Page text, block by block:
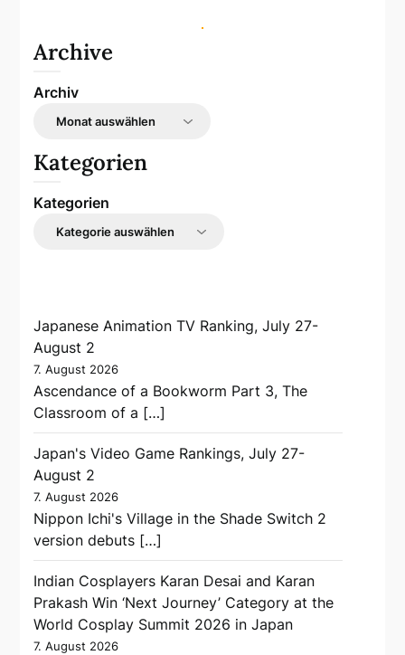
Archive
Archiv
Kategorien
Kategorien
Japanese Animation TV Ranking, July 27-
August 2
7. August 2026
Ascendance of a Bookworm Part 3, The
Classroom of a […]
Japan's Video Game Rankings, July 27-
August 2
7. August 2026
Nippon Ichi's Village in the Shade Switch 2
version debuts […]
Indian Cosplayers Karan Desai and Karan
Prakash Win ‘Next Journey’ Category at the
World Cosplay Summit 2026 in Japan
7. August 2026